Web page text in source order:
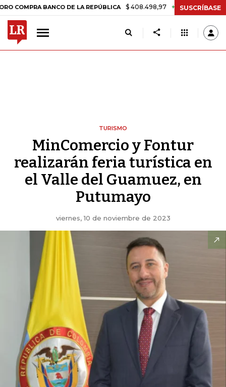
BANCO DE LA REPÚBLICA $ 408.498,97 +$ 8.753,81 +2,19%
SUSCRÍBASE
TURISMO
MinComercio y Fontur
realizarán feria turística en
el Valle del Guamuez, en
Putumayo
viernes, 10 de noviembre de 2023